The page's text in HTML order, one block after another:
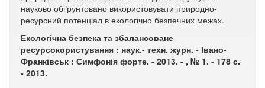
науково обґрунтовано використовувати природно-
ресурсний потенціал в екологічно безпечних межах.
Екологічна безпека та збалансоване
ресурсокористування : наук.- техн. журн. - Івано-
Франківськ : Симфонія форте. - 2013. - , № 1. - 178 с.
- 2013.